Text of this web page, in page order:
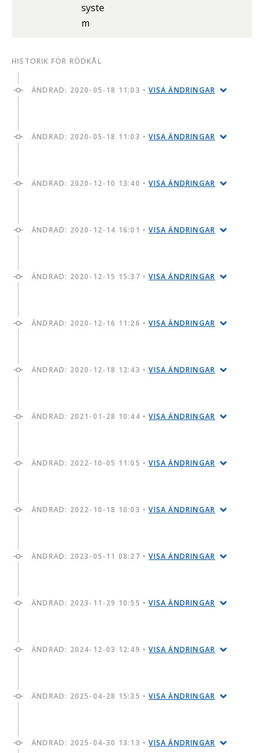
syste
m
HISTORIK FÖR RÖDKÅL
ÄNDRAD: 2020-05-18 11:03 •VISA ÄNDRINGAR
ÄNDRAD: 2020-05-18 11:03 •VISA ÄNDRINGAR
ÄNDRAD: 2020-12-10 13:40 •VISA ÄNDRINGAR
ÄNDRAD: 2020-12-14 16:01 •VISA ÄNDRINGAR
ÄNDRAD: 2020-12-15 15:37 •VISA ÄNDRINGAR
ÄNDRAD: 2020-12-16 11:26 •VISA ÄNDRINGAR
ÄNDRAD: 2020-12-18 12:43 •VISA ÄNDRINGAR
ÄNDRAD: 2021-01-28 10:44 •VISA ÄNDRINGAR
ÄNDRAD: 2022-10-05 11:05 •VISA ÄNDRINGAR
ÄNDRAD: 2022-10-18 10:03 •VISA ÄNDRINGAR
ÄNDRAD: 2023-05-11 08:27 •VISA ÄNDRINGAR
ÄNDRAD: 2023-11-29 10:55 •VISA ÄNDRINGAR
ÄNDRAD: 2024-12-03 12:49 •VISA ÄNDRINGAR
ÄNDRAD: 2025-04-28 15:35 •VISA ÄNDRINGAR
ÄNDRAD: 2025-04-30 13:13 •VISA ÄNDRINGAR